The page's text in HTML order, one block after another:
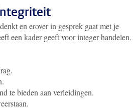
en erover in gesprek gaat met je
een kader geeft voor integer handelen.
te bieden aan verleidingen.